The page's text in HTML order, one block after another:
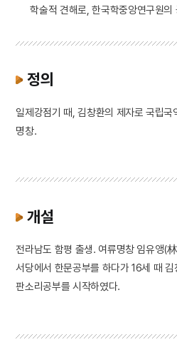
학술적 견해로, 한국학중앙연구원
정의
일제강점기 때, 김창환의 제자로 국립
명창.
개설
전라남도 함평 출생. 여류명창 임유앵(
서당에서 한문공부를 하다가 16세 때
판소리공부를 시작하였다.